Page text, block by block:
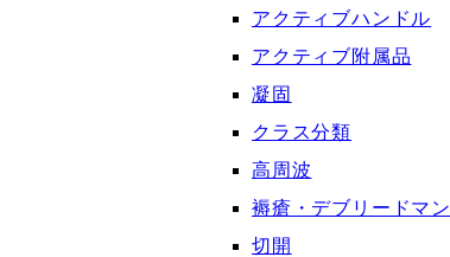
アクティブハンドル
アクティブ附属品
凝固
クラス分類
高周波
褥瘡・デブリードマン
切開